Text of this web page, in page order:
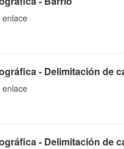
enlace
- Delimitación de
enlace
- Delimitación de